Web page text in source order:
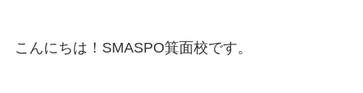
こんにちは！SMASPO箕面校です。